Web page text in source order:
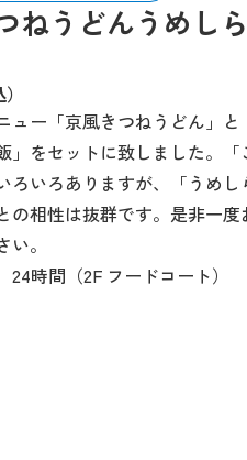
ねうどんうめし
ュー「京風きつねうどん」と
」をセットに致しました。「
ろいろありますが、「うめし
の相性は抜群です。是非一度
。
24時間（2F フードコート）